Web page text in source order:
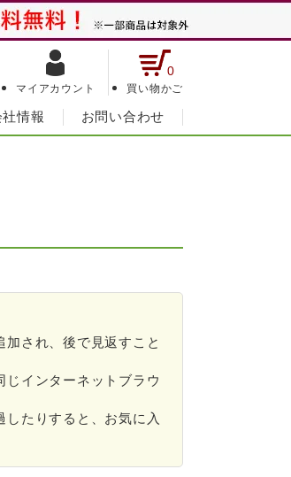
マイアカウント
0
買い物かご
社情報 お問い合わせ
され、後で見返すこと
インターネットブラウ
たりすると、お気に入